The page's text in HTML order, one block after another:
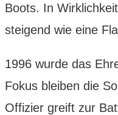
Boots. In
steigend wie eine
1996 wurde das
Fokus bleiben die
Offizier greift zur